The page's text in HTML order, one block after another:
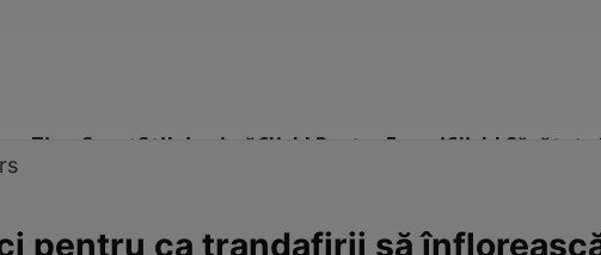
Time SportStil de viațăClick! Pentru FemeiClick! Sănătate
pentru ca trandafirii să